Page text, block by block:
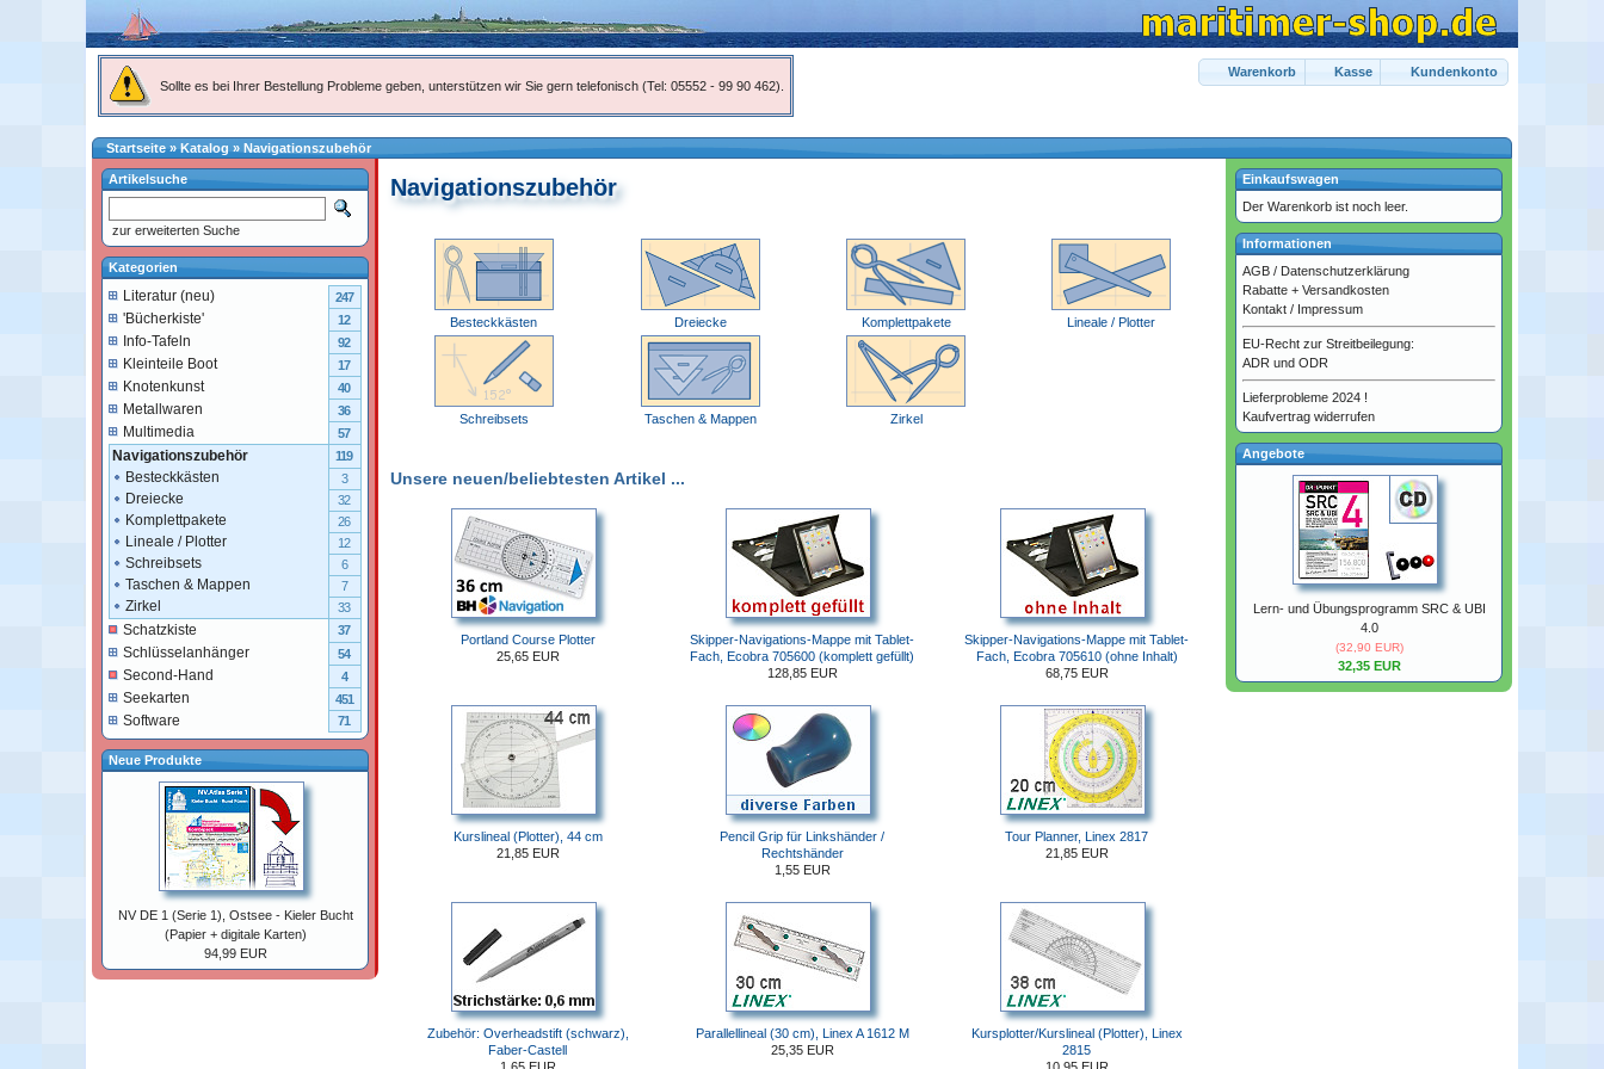
Sollte es bei Ihrer Bestellung Probleme geben, unterstützen wir Sie gern telefonisch (Tel: 05552 - 99 90 462).
Warenkorb Kasse Kundenkonto
Startseite»Katalog » Navigationszubehör
Navigationszubehör
Besteckkästen Dreiecke Komplettpakete Lineale / Plotter
Schreibsets Taschen & Mappen Zirkel
Unsere neuen/beliebtesten Artikel ...
Portland Course Plotter
25,65 EUR
Skipper-Navigations-Mappe mit Tablet-
Fach, Ecobra 705600 (komplett gefüllt)
128,85 EUR
Skipper-Navigations-Mappe mit Tablet-
Fach, Ecobra 705610 (ohne Inhalt)
68,75 EUR
Kurslineal (Plotter), 44 cm
21,85 EUR
Pencil Grip für Linkshänder /
Rechtshänder
1,55 EUR
Tour Planner, Linex 2817
21,85 EUR
Zubehör: Overheadstift (schwarz),
Faber-Castell
Parallellineal (30 cm), Linex A 1612 M
25,35 EUR
Kursplotter/Kurslineal (Plotter), Linex
2815
Artikelsuche
zur erweiterten Suche
Kategorien
Literatur (neu) 247
'Bücherkiste' 12
Info-Tafeln 92
Kleinteile Boot 17
Knotenkunst 40
Metallwaren 36
Multimedia 57
Navigationszubehör 119
Besteckkästen 3
Dreiecke 32
Komplettpakete 26
Lineale / Plotter 12
Schreibsets 6
Taschen & Mappen 7
Zirkel 33
Schatzkiste 37
Schlüsselanhänger 54
Second-Hand 4
Seekarten 451
Software 71
Neue Produkte
NV DE 1 (Serie 1), Ostsee - Kieler Bucht
(Papier + digitale Karten)
94,99 EUR
Einkaufswagen
Der Warenkorb ist noch leer.
Informationen
AGB / Datenschutzerklärung
Rabatte + Versandkosten
Kontakt / Impressum
EU-Recht zur Streitbeilegung:
ADR und ODR
Lieferprobleme 2024 !
Kaufvertrag widerrufen
Angebote
Lern- und Übungsprogramm SRC & UBI
4.0
(32,90 EUR)
32,35 EUR